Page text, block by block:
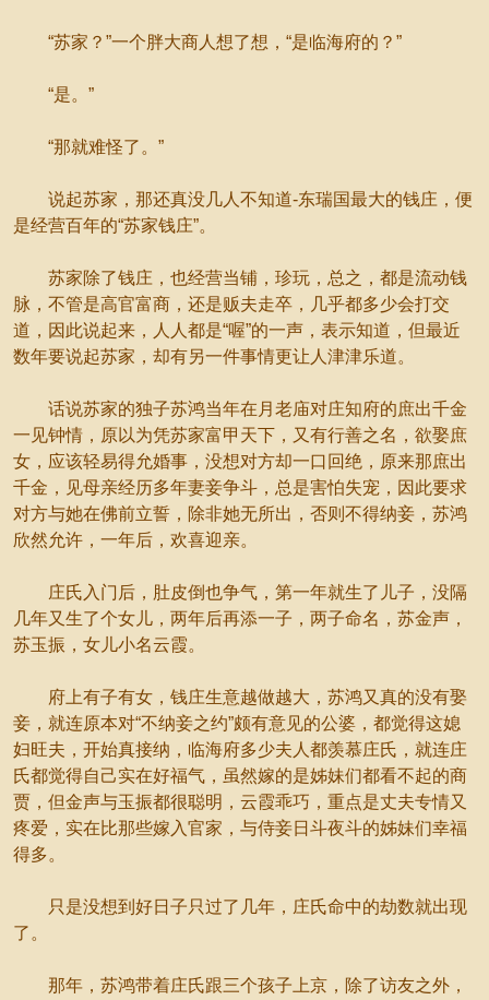
“苏家？”一个胖大商人想了想，“是临海府的？”
“是。”
“那就难怪了。”
说起苏家，那还真没几人不知道-东瑞国最大的钱庄，便
是经营百年的“苏家钱庄”。
苏家除了钱庄，也经营当铺，珍玩，总之，都是流动钱
脉，不管是高官富商，还是贩夫走卒，几乎都多少会打交
道，因此说起来，人人都是“喔”的一声，表示知道，但最近
数年要说起苏家，却有另一件事情更让人津津乐道。
话说苏家的独子苏鸿当年在月老庙对庄知府的庶出千金
一见钟情，原以为凭苏家富甲天下，又有行善之名，欲娶庶
女，应该轻易得允婚事，没想对方却一口回绝，原来那庶出
千金，见母亲经历多年妻妾争斗，总是害怕失宠，因此要求
对方与她在佛前立誓，除非她无所出，否则不得纳妾，苏鸿
欣然允许，一年后，欢喜迎亲。
庄氏入门后，肚皮倒也争气，第一年就生了儿子，没隔
几年又生了个女儿，两年后再添一子，两子命名，苏金声，
苏玉振，女儿小名云霞。
府上有子有女，钱庄生意越做越大，苏鸿又真的没有娶
妾，就连原本对“不纳妾之约”颇有意见的公婆，都觉得这媳
妇旺夫，开始真接纳，临海府多少夫人都羡慕庄氏，就连庄
氏都觉得自己实在好福气，虽然嫁的是姊妹们都看不起的商
贾，但金声与玉振都很聪明，云霞乖巧，重点是丈夫专情又
疼爱，实在比那些嫁入官家，与侍妾日斗夜斗的姊妹们幸福
得多。
只是没想到好日子只过了几年，庄氏命中的劫数就出现
了。
那年，苏鸿带着庄氏跟三个孩子上京，除了访友之外，